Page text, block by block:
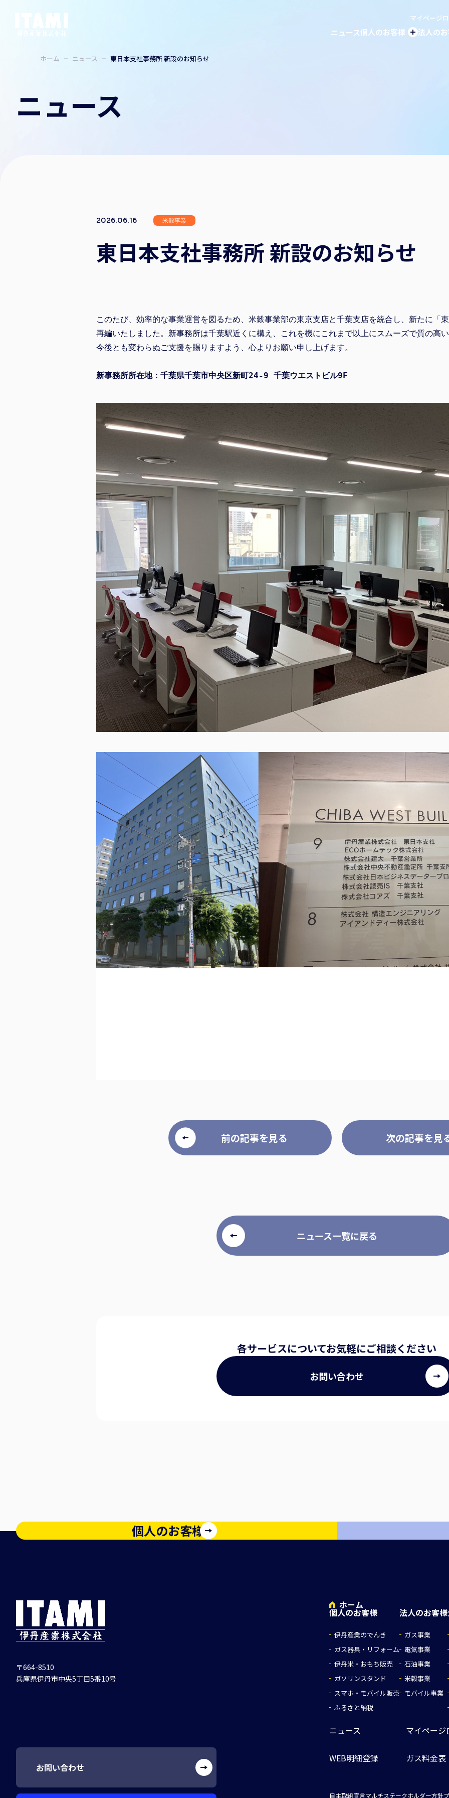
ニュース個人のお客様 法人の
マイページ
ホーム ニュース 東日本支社事務所 新設のお知らせ
ニュース
2026.06.16 米穀事業
東日本支社事務所 新設のお知らせ
このたび、効率的な事業運営を図るため、米穀事業部の東京支店と千葉支店を統合し、新たに「
再編いたしました。新事務所は千葉駅近くに構え、これを機にこれまで以上にスムーズで質の高
今後とも変わらぬご支援を賜りますよう、心よりお願い申し上げます。
新事務所所在地：千葉県千葉市中央区新町24-9 千葉ウエストビル9F
前の記事を見る 次の記事を見
ニュース一覧に戻る
各サービスについてお気軽にご相談ください
お問い合わせ
個人のお客様
〒664-8510
兵庫県伊丹市中央5丁目5番10号
お問い合わせ
ホーム
個人のお客様
伊丹産業のでんき
ガス器具・リフォーム
伊丹米・おもち販売
ガソリンスタンド
スマホ・モバイル販売
ふるさと納税
法人のお客様
ガス事業
電気事業
石油事業
米穀事業
モバイル事業
ニュース マイペー
WEB明細登録 ガス料金表
自主取組宣言マルチステークホルダー方針